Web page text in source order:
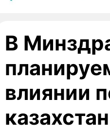
В
влиянии